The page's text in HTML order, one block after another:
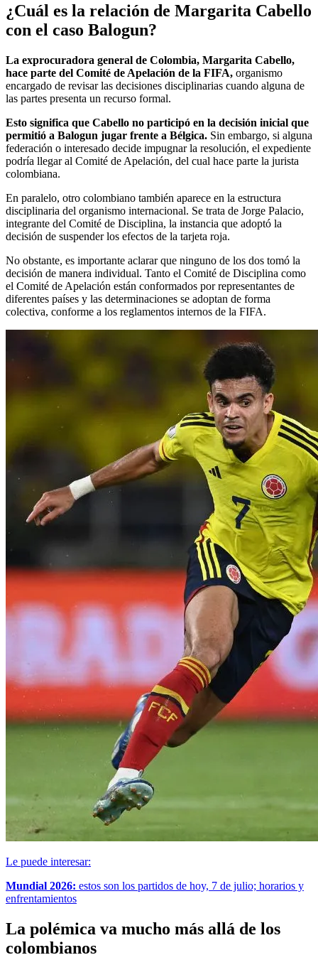
¿Cuál es la relación de Margarita Cabello
con el caso Balogun?
La exprocuradora general de Colombia, Margarita Cabello,
hace parte del Comité de Apelación de la FIFA, organismo
encargado de revisar las decisiones disciplinarias cuando alguna de
las partes presenta un recurso formal.
Esto significa que Cabello no participó en la decisión inicial que
permitió a Balogun jugar frente a Bélgica. Sin embargo, si alguna
federación o interesado decide impugnar la resolución, el expediente
podría llegar al Comité de Apelación, del cual hace parte la jurista
colombiana.
En paralelo, otro colombiano también aparece en la estructura
disciplinaria del organismo internacional. Se trata de Jorge Palacio,
integrante del Comité de Disciplina, la instancia que adoptó la
decisión de suspender los efectos de la tarjeta roja.
No obstante, es importante aclarar que ninguno de los dos tomó la
decisión de manera individual. Tanto el Comité de Disciplina como
el Comité de Apelación están conformados por representantes de
diferentes países y las determinaciones se adoptan de forma
colectiva, conforme a los reglamentos internos de la FIFA.
Le puede interesar:
Mundial 2026: estos son los partidos de hoy, 7 de julio; horarios y
enfrentamientos
La polémica va mucho más allá de los
colombianos